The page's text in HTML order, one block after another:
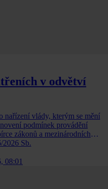
v odvětví
nařízení vlády, kterým se mění
podmínek provádění
zákonů a mezinárodních
2026 Sb.
08:01